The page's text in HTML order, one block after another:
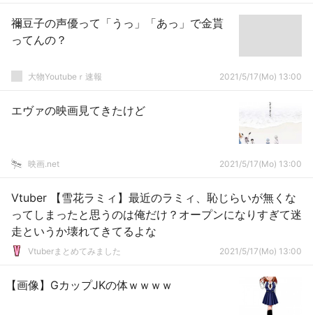
禰豆子の声優って「うっ」「あっ」で金貰
ってんの？
大物Youtubeｒ速報 2021/5/17(Mo) 13:00
エヴァの映画見てきたけど
映画.net 2021/5/17(Mo) 13:00
Vtuber 【雪花ラミィ】最近のラミィ、恥じらいが無くな
ってしまったと思うのは俺だけ？オープンになりすぎて迷
走というか壊れてきてるよな
Vtuberまとめてみました 2021/5/17(Mo) 13:00
【画像】GカップJKの体ｗｗｗｗ